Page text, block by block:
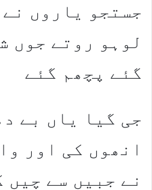
جستجو یاروں نے
لوہو روتے جوں
گئے پچھم گئے
جی گیا یاں بے
انھوں کی اور
نے جبیں سے چیں